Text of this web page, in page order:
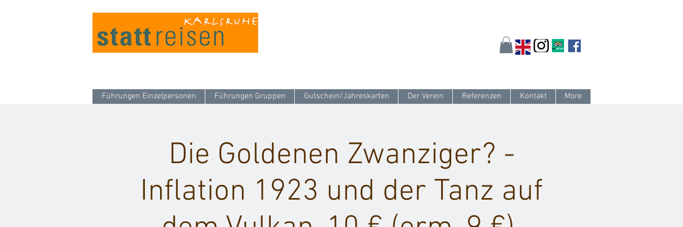
Führungen Einzelpersonen Führungen Gruppen Gutschein/Jahreskarten Der Verein Referenzen Kontakt More
Die Goldenen Zwanziger? -
Inflation 1923 und der Tanz auf